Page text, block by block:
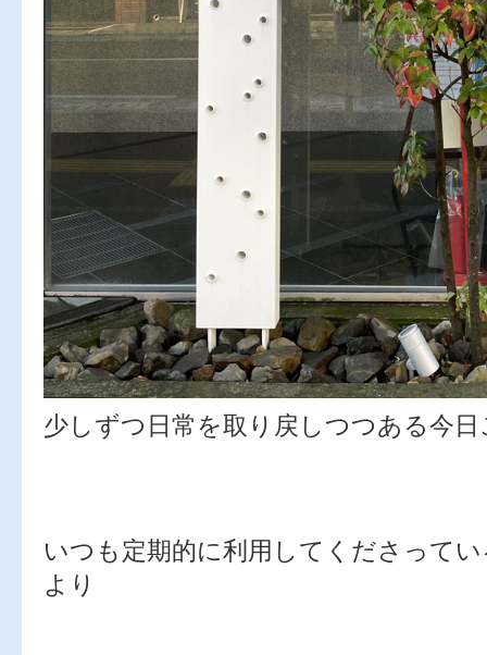
少しずつ日常を取り戻しつつある今
いつも定期的に利用してくださって
より